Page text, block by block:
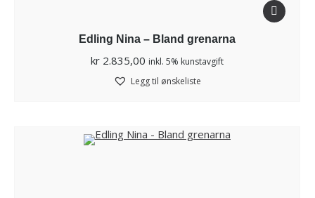
Edling Nina – Bland grenarna
kr 2.835,00 inkl. 5% kunstavgift
Legg til ønskeliste